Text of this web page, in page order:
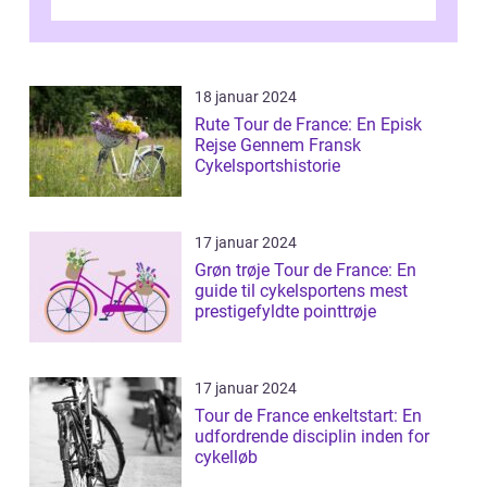
18 januar 2024
Rute Tour de France: En Episk
Rejse Gennem Fransk
Cykelsportshistorie
17 januar 2024
Grøn trøje Tour de France: En
guide til cykelsportens mest
prestigefyldte pointtrøje
17 januar 2024
Tour de France enkeltstart: En
udfordrende disciplin inden for
cykelløb